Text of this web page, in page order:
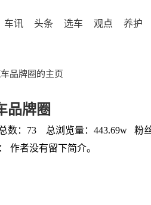
车讯 头条 选车 观点 养护
品牌圈的主页
品牌圈
数：73 总浏览量：443.69w 粉
作者没有留下简介。